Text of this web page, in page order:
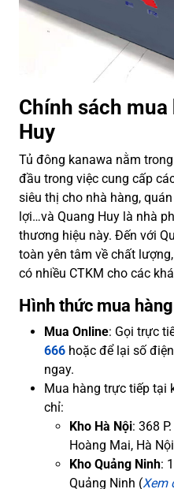
Chính sách
Huy
Tủ đông kanawa nằm
đầu trong việc cung cấp
siêu thị cho nhà hàng,
lợi…và Quang Huy là nhà
thương hiệu này. Đến với
toàn yên tâm về chất
có nhiều CTKM cho các
Hình thức mua hàng
Mua Online: Gọi trực
666 hoặc để lại số
ngay.
Mua hàng trực tiếp tại
chỉ:
Kho Hà Nội: 368
Hoàng Mai, Hà
Kho Quảng Ninh:
Quảng Ninh (Xem